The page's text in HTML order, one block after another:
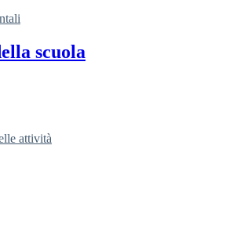
scuola
attività